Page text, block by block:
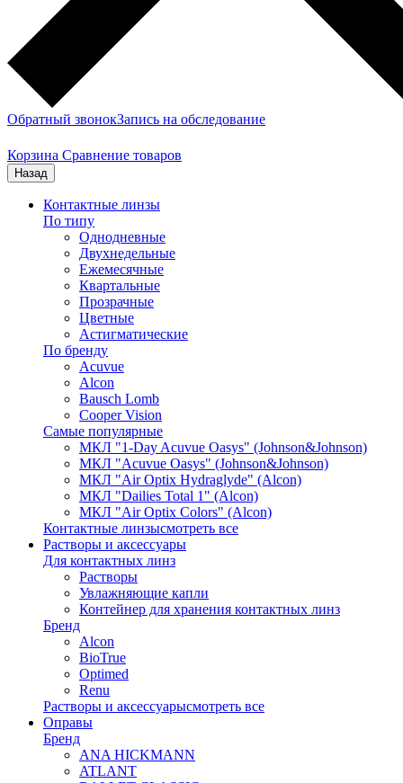
Обратный звонокЗапись на обследование
Корзина Сравнение товаров
Назад
Контактные линзы
По типу
Однодневные
Двухнедельные
Ежемесячные
Квартальные
Прозрачные
Цветные
Астигматические
По бренду
Acuvue
Alcon
Bausch Lomb
Cooper Vision
Самые популярные
МКЛ "1-Day Acuvue Oasys" (Johnson&Johnson)
МКЛ "Acuvue Oasys" (Johnson&Johnson)
МКЛ "Air Optix Hydraglyde" (Alcon)
МКЛ "Dailies Total 1" (Alcon)
МКЛ "Air Optix Colors" (Alcon)
Контактные линзысмотреть все
Растворы и аксессуары
Для контактных линз
Растворы
Увлажняющие капли
Контейнер для хранения контактных линз
Бренд
Alcon
BioTrue
Optimed
Renu
Растворы и аксессуарысмотреть все
Оправы
Бренд
ANA HICKMANN
ATLANT